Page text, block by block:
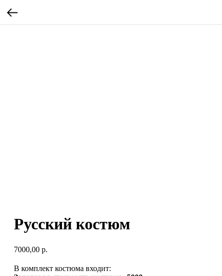
Русский костюм
7000,00 р.
В комплект костюма входит: